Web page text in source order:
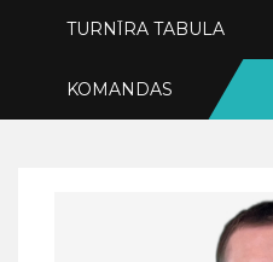
TURNĪRA TABULA
KOMANDAS